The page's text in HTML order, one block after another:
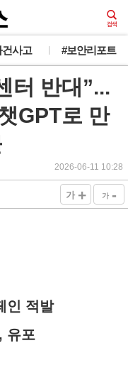
건사고 #보안리포트
터 반대”...
GPT로 만
2026-06-11 10:28
가 + 가 -
인 적발
유포
유출